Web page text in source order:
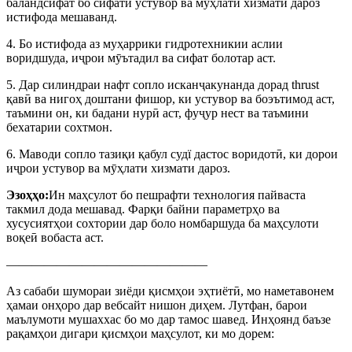
истифода мешаванд.
4. Бо истифода аз муҳаррики гидротехникии аслии
воридшуда, иҷрои мӯътадил ва сифат болотар аст.
5. Дар силиндраи нафт сопло исканҷакунанда дорад thrust
қавӣ ва нигоҳ доштани фишор, ки устувор ва боэътимод аст,
таъмини он, ки бадани нурӣ аст, фуҷур нест ва таъмини
бехатарии сохтмон.
6. Маводи сопло тазиқи қабул судї дастос воридотӣ, ки дорои
иҷрои устувор ва мӯҳлати хизмати дароз.
Эзоҳҳо:Ин маҳсулот бо пешрафти технология пайваста
такмил дода мешавад. Фарқи байни параметрҳо ва
хусусиятҳои сохтории дар боло номбаршуда ба маҳсулоти
воқеӣ вобаста аст.
————————————————
Аз сабаби шумораи зиёди қисмҳои эҳтиётӣ, мо наметавонем
ҳамаи онҳоро дар вебсайт нишон диҳем. Лутфан, барои
маълумоти мушаххас бо мо дар тамос шавед. Инҳоянд баъзе
рақамҳои дигари қисмҳои маҳсулот, ки мо дорем: